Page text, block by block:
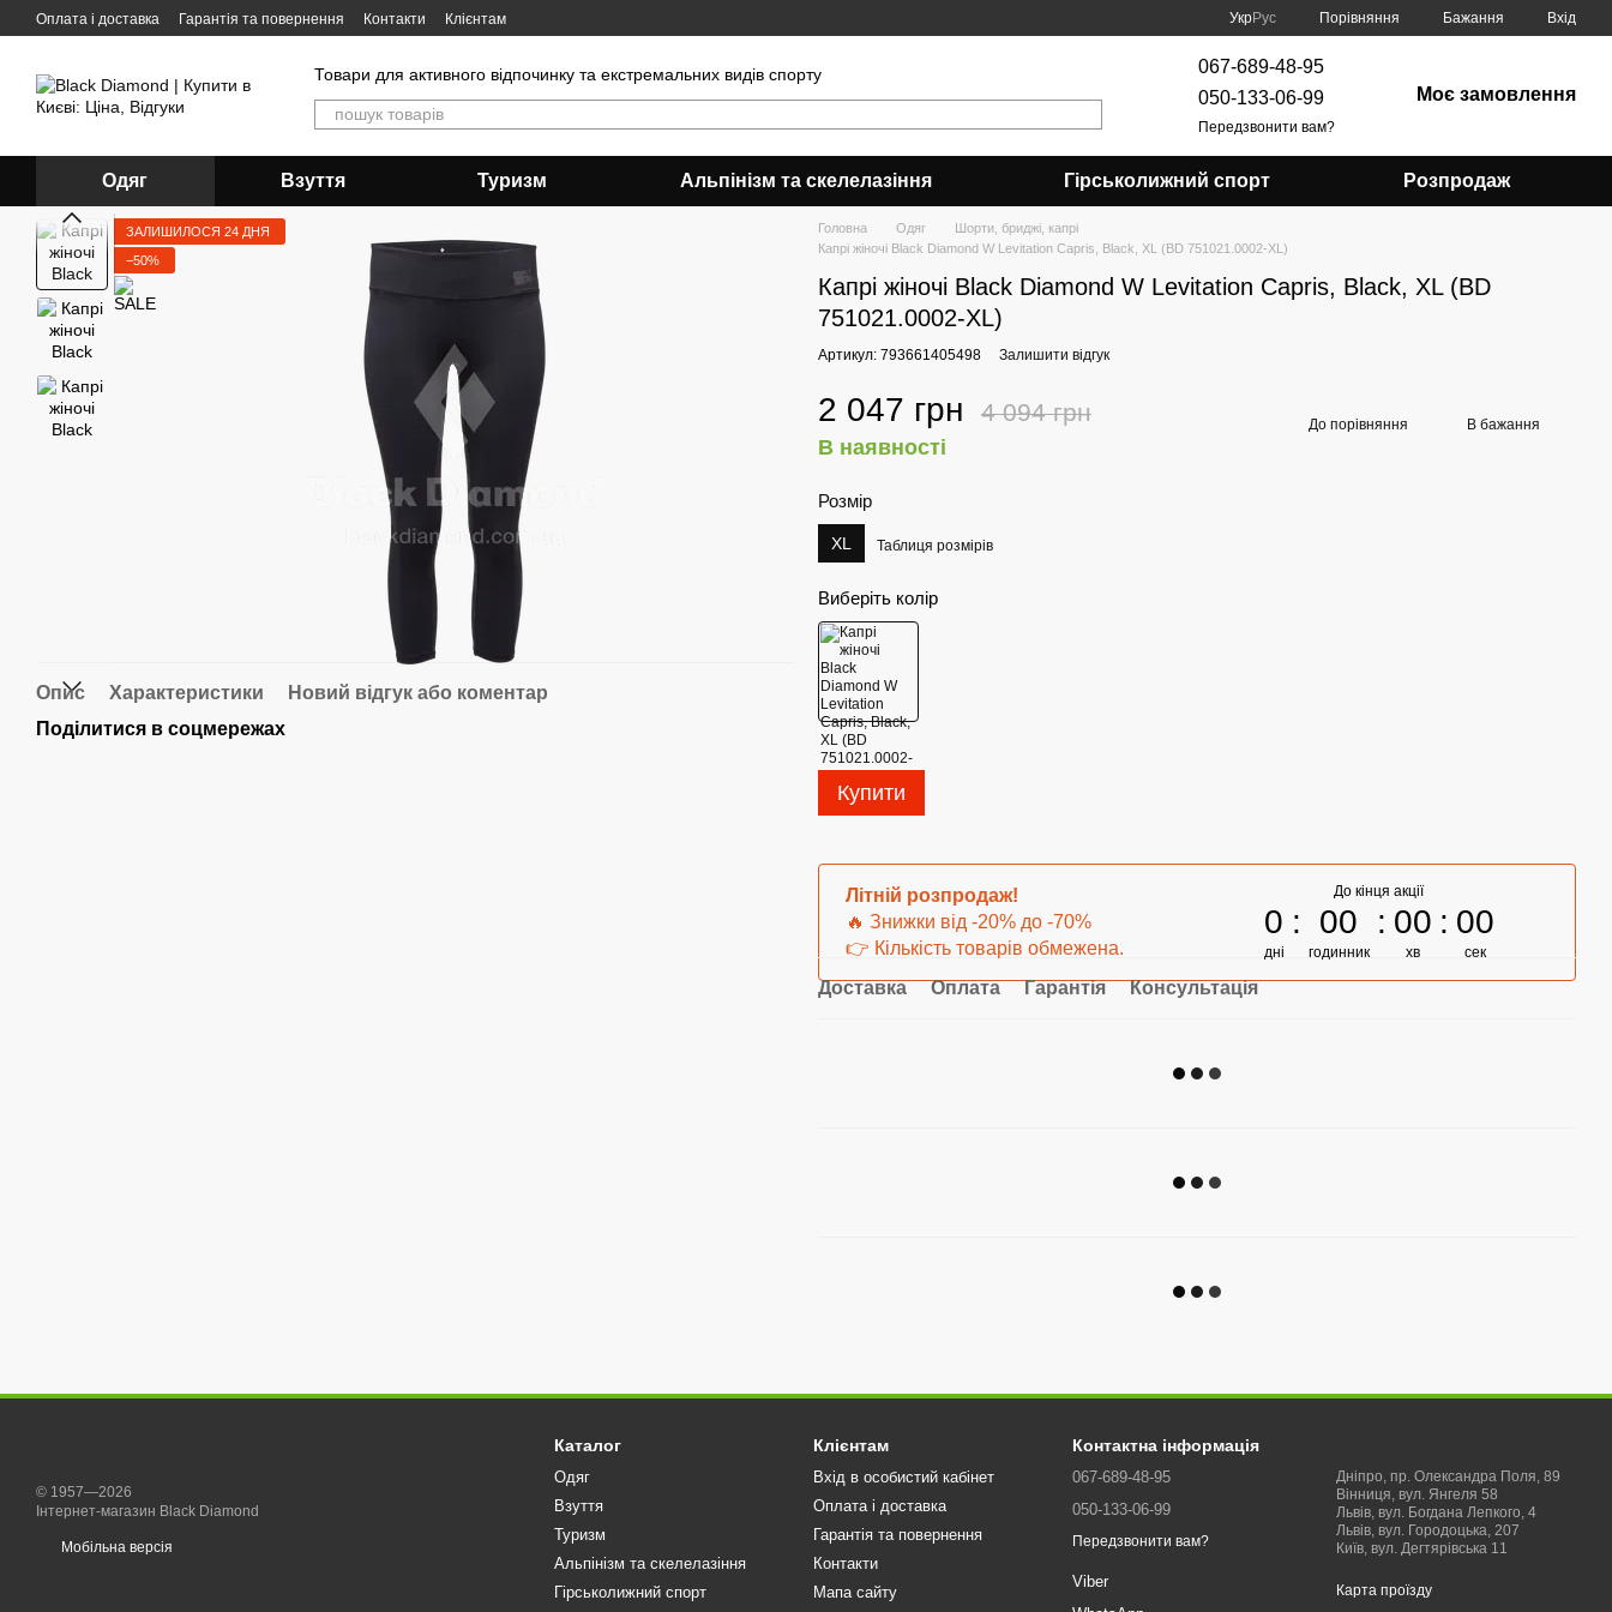
Перейти до основного контенту
Оплата і доставка Гарантія та повернення Контакти Клієнтам УкрРус Порівняння Бажання Вхід
Товари для активного відпочинку та екстремальних видів спорту
067-689-48-95
050-133-06-99
Передзвонити вам?
Моє замовлення
Одяг Взуття Туризм Альпінізм та скелелазіння Гірськолижний спорт Розпродаж
ЗАЛИШИЛОСЯ 24 ДНЯ
−50%
Опис Характеристики
Новий відгук або коментар
Поділитися в соцмережах
Головна Одяг
Шорти, бриджі, капрі
Капрі жіночі Black Diamond W Levitation Capris, Black, XL (BD 751021.0002-XL)
Капрі жіночі Black Diamond W Levitation Capris, Black, XL (BD
751021.0002-XL)
Артикул: 793661405498 Залишити відгук
2 047 грн 4 094 грн
В наявності
До порівняння В бажання
Розмір
XL Таблиця розмірів
Виберіть колір
Купити
Літній розпродаж!
🔥 Знижки від -20% до -70%
👉 Кількість товарів обмежена.
До кінця акції
0
дні
00
годинник
00
хв
00
сек
Доставка Оплата Гарантія Консультація
© 1957—2026
Інтернет-магазин Black Diamond
Мобільна версія
Каталог
Одяг
Взуття
Туризм
Альпінізм та скелелазіння
Гірськолижний спорт
Клієнтам
Вхід в особистий кабінет
Оплата і доставка
Гарантія та повернення
Контакти
Мапа сайту
Контактна інформація
067-689-48-95
050-133-06-99
Передзвонити вам?
Viber
Дніпро, пр. Олександра Поля, 89
Вінниця, вул. Янгеля 58
Львів, вул. Богдана Лепкого, 4
Львів, вул. Городоцька, 207
Київ, вул. Дегтярівська 11
Карта проїзду